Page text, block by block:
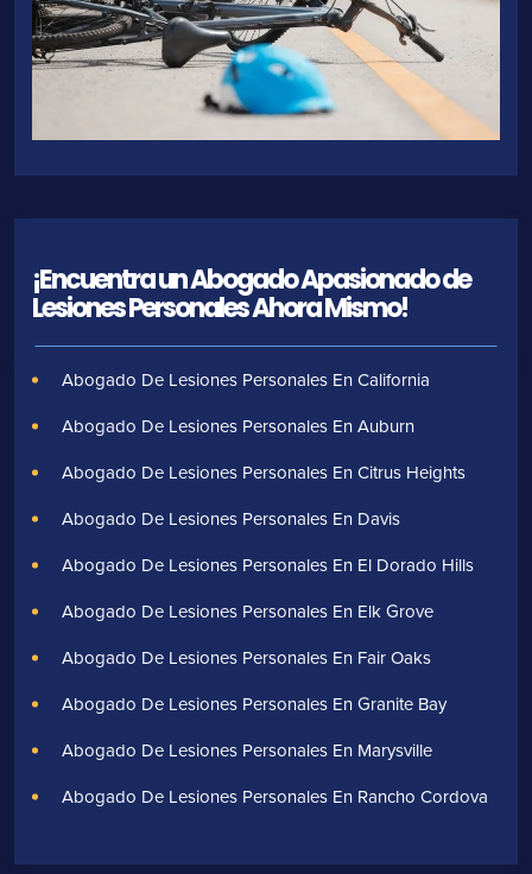
¡Encuentra un Abogado Apasionado de
Lesiones Personales Ahora Mismo!
Abogado De Lesiones Personales En California
Abogado De Lesiones Personales En Auburn
Abogado De Lesiones Personales En Citrus Heights
Abogado De Lesiones Personales En Davis
Abogado De Lesiones Personales En El Dorado Hills
Abogado De Lesiones Personales En Elk Grove
Abogado De Lesiones Personales En Fair Oaks
Abogado De Lesiones Personales En Granite Bay
Abogado De Lesiones Personales En Marysville
Abogado De Lesiones Personales En Rancho Cordova